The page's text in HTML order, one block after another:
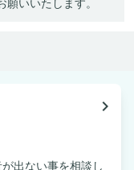
いいたします。
navigate_next
出ない事を相談し